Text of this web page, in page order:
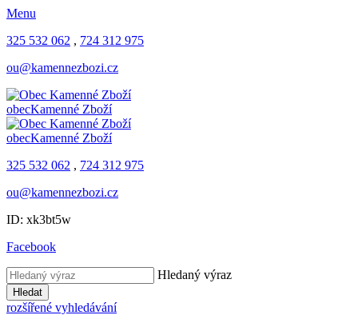
Menu
325 532 062 , 724 312 975
ou@kamennezbozi.cz
obecKamenné Zboží
obecKamenné Zboží
325 532 062 , 724 312 975
ou@kamennezbozi.cz
ID: xk3bt5w
Facebook
Hledaný výraz
Hledat
rozšířené vyhledávání